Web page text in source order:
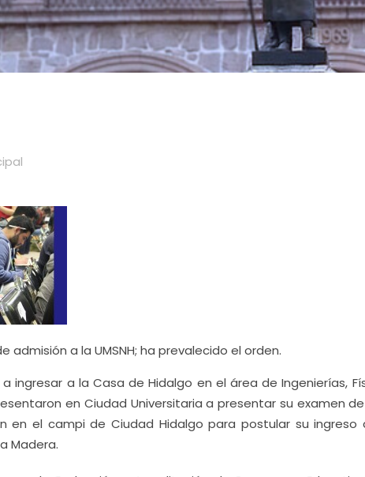
admisión a la UMSNH; ha prevalecido el orden.
ingresar a la Casa de Hidalgo en el área de Ingenierías,
en Ciudad Universitaria a presentar su examen
en el campi de Ciudad Hidalgo para postular su ingreso
Madera.